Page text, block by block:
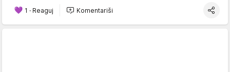
1 · Reaguj Komentariši